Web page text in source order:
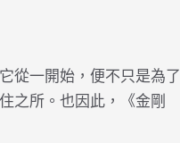
從一開始，便不只是為了
之所。也因此，《金剛